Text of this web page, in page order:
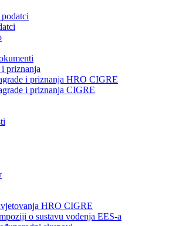
priznanja
i priznanja HRO CIGRE
i priznanja CIGRE
HRO CIGRE
o sustavu vođenja EES-a